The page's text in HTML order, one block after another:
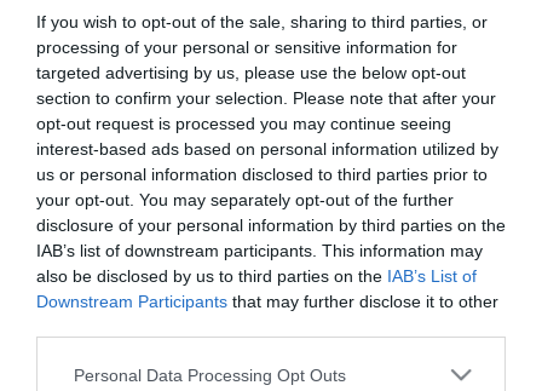
If you wish to opt-out of the sale, sharing to third parties, or
processing of your personal or sensitive information for
targeted advertising by us, please use the below opt-out
section to confirm your selection. Please note that after your
opt-out request is processed you may continue seeing
interest-based ads based on personal information utilized by
us or personal information disclosed to third parties prior to
your opt-out. You may separately opt-out of the further
disclosure of your personal information by third parties on the
IAB’s list of downstream participants. This information may
also be disclosed by us to third parties on the IAB’s List of
Downstream Participants that may further disclose it to other
Please note that this website/app uses one or more Google
Personal Data Processing Opt Outs
egyetemek, augusztus 31-ig megszüntetik, köztük az MCC-t is.
Ezen kekvák közfeladatait át fogja venni az állam, vagy az új
tulajdonos - tette hozzá.
Figyelem! A cikkhez hozzáfűzött hozzászólások nem ama.hu network nézeteit
tükrözik. A szerkesztőség mindössze a hírek publikációjával foglalkozik, a
kommenteket nem tudja befolyásolni - azok az olvasók személyes véleményét
Kérjük, kulturáltan, mások személyiségi jogainak és jó hírnevének tiszteletben
tartásával kommenteljenek!